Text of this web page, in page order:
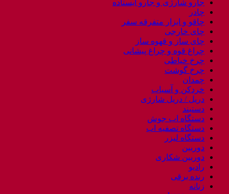
جارو شارژی و جارو ایستاده
چادر
چاقو و ابزار متفرقه سفر
چای خارجی
چای ساز و قهوه ساز
چراغ قوه و چراغ پیشانی
چرخ خیاطی
چرخ گوشت
چمدان
خردکن و آسیاب
دریل / دریل شارژی
دستبند
دستگاه اب جوش
دستگاه تصفیه اب
دستگاه لیزر
دوربین
دوربین شکاری
رادیو
رنده برقی
زنانه